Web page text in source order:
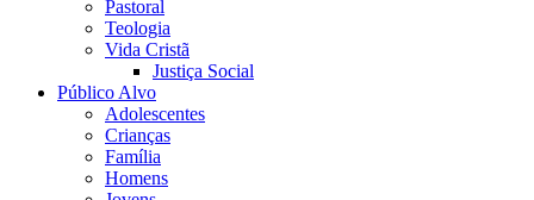
Pastoral
Teologia
Vida Cristã
Justiça Social
Público Alvo
Adolescentes
Crianças
Família
Homens